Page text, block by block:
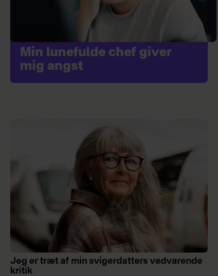
Min lunefulde chef giver
mig angst
Jeg er træt af min svigerdatters vedvarende
kritik